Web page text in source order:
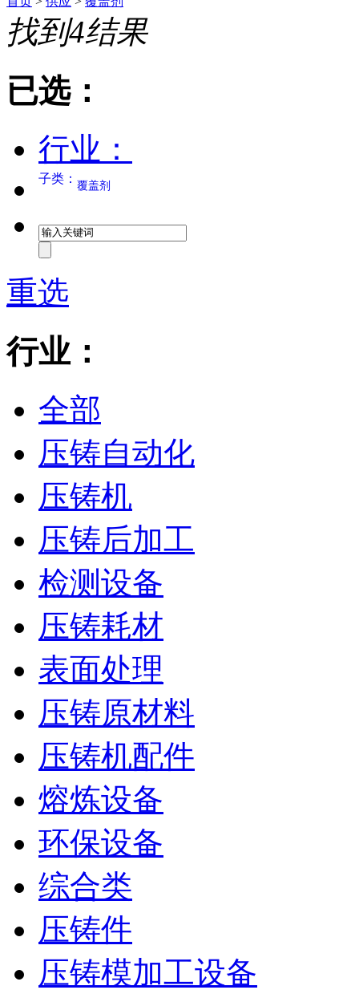
找到4结果
已选：
行业：
子类： 覆盖剂
重选
行业：
全部
压铸自动化
压铸机
压铸后加工
检测设备
压铸耗材
表面处理
压铸原材料
压铸机配件
熔炼设备
环保设备
综合类
压铸件
压铸模加工设备